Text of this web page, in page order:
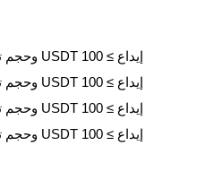
إيداع ≥ 100 USDT وحجم تداول تراكمي للعقود الآجلة ≥ 100
إيداع ≥ 100 USDT وحجم تداول تراكمي للعقود الآجلة ≥ 1000
إيداع ≥ 100 USDT وحجم تداول تراكمي للعقود الآجلة ≥ 5000
إيداع ≥ 100 USDT وحجم تداول تراكمي للعقود الآجلة ≥ 10,000